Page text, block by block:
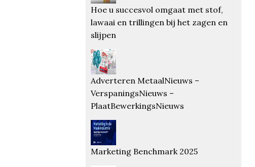
Hoe u succesvol omgaat met stof,
lawaai en trillingen bij het zagen en
slijpen
Adverteren MetaalNieuws –
VerspaningsNieuws –
PlaatBewerkingsNieuws
Marketing Benchmark 2025